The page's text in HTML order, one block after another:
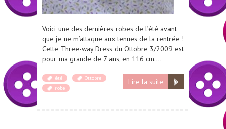
Voici une des dernières robes de l’été avant
que je ne m’attaque aux tenues de la rentrée !
Cette Three-way Dress du Ottobre 3/2009 est
pour ma grande de 7 ans, en 116 cm….
Lire la suite
été
Ottobre
robe